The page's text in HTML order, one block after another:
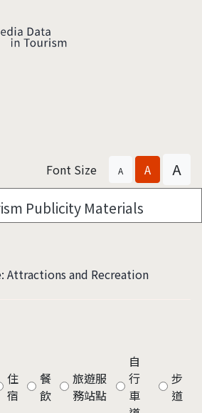
Font Size A A A
Publicity Materials
Attractions and Recreation
住
宿
餐
飲
旅遊服
務站點
自
行
車
步
道